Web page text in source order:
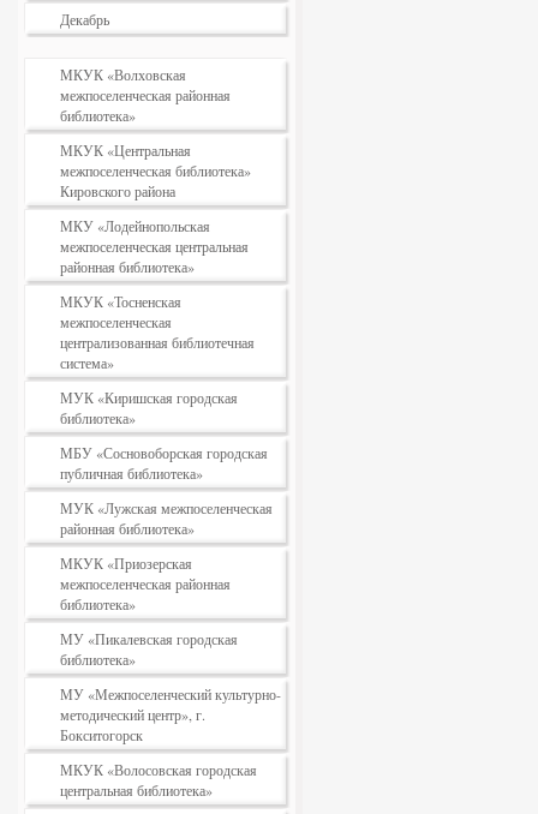
Декабрь
МКУК «Волховская
межпоселенческая районная
библиотека»
МКУК «Центральная
межпоселенческая библиотека»
Кировского района
МКУ «Лодейнопольская
межпоселенческая центральная
районная библиотека»
МКУК «Тосненская
межпоселенческая
централизованная библиотечная
система»
МУК «Киришская городская
библиотека»
МБУ «Сосновоборская городская
публичная библиотека»
МУК «Лужская межпоселенческая
районная библиотека»
МКУК «Приозерская
межпоселенческая районная
библиотека»
МУ «Пикалевская городская
библиотека»
МУ «Межпоселенческий культурно-
методический центр», г.
Бокситогорск
МКУК «Волосовская городская
центральная библиотека»